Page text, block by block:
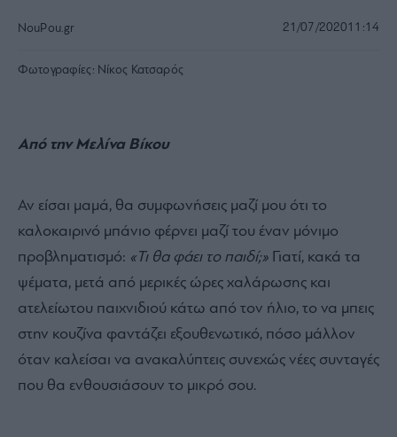
NouPou.gr 21/07/202011:14
Φωτογραφίες: Νίκος Κατσαρός
Από την Μελίνα Βίκου
Αν είσαι μαμά, θα συμφωνήσεις μαζί μου ότι το
καλοκαιρινό μπάνιο φέρνει μαζί του έναν μόνιμο
προβληματισμό: «Τι θα φάει το παιδί;» Γιατί, κακά τα
ψέματα, μετά από μερικές ώρες χαλάρωσης και
ατελείωτου παιχνιδιού κάτω από τον ήλιο, το να μπεις
στην κουζίνα φαντάζει εξουθενωτικό, πόσο μάλλον
όταν καλείσαι να ανακαλύπτεις συνεχώς νέες συνταγές
που θα ενθουσιάσουν το μικρό σου.